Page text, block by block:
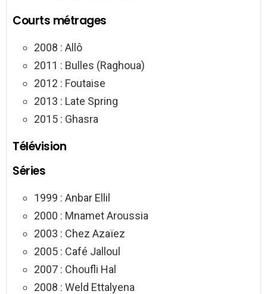
Courts métrages
2008 : Allô
2011 : Bulles (Raghoua)
2012 : Foutaise
2013 : Late Spring
2015 : Ghasra
Télévision
Séries
1999 : Anbar Ellil
2000 : Mnamet Aroussia
2003 : Chez Azaïez
2005 : Café Jalloul
2007 : Choufli Hal
2008 : Weld Ettalyena